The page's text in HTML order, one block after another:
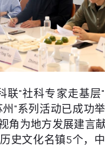
联"社科专家走基层
"系列活动已成功
角为地方发展建言
史文化名镇5个，